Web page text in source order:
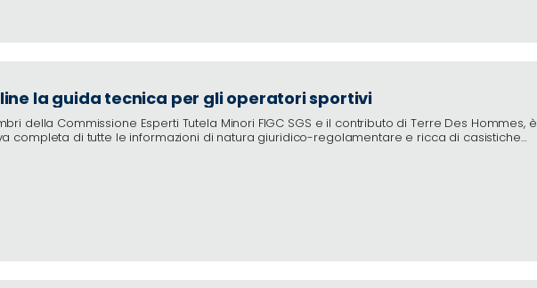
la guida tecnica per gli operatori sportivi
della Commissione Esperti Tutela Minori FIGC SGS e il contributo di Terre Des Hommes, è
completa di tutte le informazioni di natura giuridico-regolamentare e ricca di casistiche